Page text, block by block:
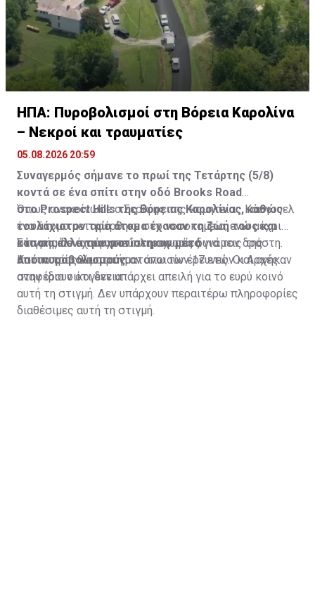
ΗΠΑ: Πυροβολισμοί στη Βόρεια Καρολίνα
– Νεκροί και τραυματίες
05.08.2026 20:59
Συναγερμός σήμανε το πρωί της Τετάρτης (5/8)
κοντά σε ένα σπίτι στην οδό Brooks Road
στο Prospect Hills της Βόρειας Καρολίνας, καθώς
τουλάχιστον τρία άτομα έχασαν τη ζωή τους και
κάποια άλλα τραυματίστηκαν μετά
από πυροβολισμούς.
Όπως ανακοίνωσε ο Σερίφης της κομητείας Κάσγουελ
ένα άτομο μεταφέρθηκε στο νοσοκομείο, ενώ μέχρι
στιγμής δεν υπάρχουν πληροφορίες για τον δράστη.
Και τα τρία θύματα ήταν άνω των 17 ετών και ανήκαν
στην ίδια οικογένεια.
Στο σημείο έχουν σπεύσει ισχυρές δυνάμεις της
Αστυνομίας και πραγματοποιούν έρευνες. Οι Αρχές
αναφέρουν ότι δεν υπάρχει απειλή για το ευρύ κοινό
αυτή τη στιγμή. Δεν υπάρχουν περαιτέρω πληροφορίες
διαθέσιμες αυτή τη στιγμή.